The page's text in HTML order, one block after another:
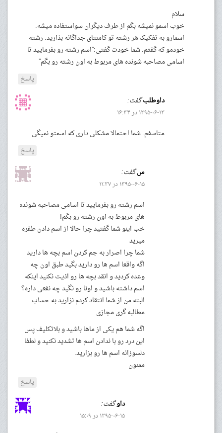
سلام
خوب اسمو نمیشه بگم از طرف دیگران سواستفاده میشه.
اسمارو به تفکیک هر رشته تو کامنتای جداگانه بذارید. رشته
خودمو که گفتم. شما خودت گفتی:”اسم رشته رو بفرمایید تا
اسامی مصاحبه شونده های مربوط به اون رشته رو بگم”
پاسخ
داوطلبگفت:
۱۳۹۵-۰۶-۱۳ در ۱۶:۳۴
متاسفم. شما احتمالا مشکلی داری که اسمتو نمیگی
پاسخ
سگفت:
۱۳۹۵-۰۶-۱۵ در ۱۱:۳۷
اسم رشته رو بفرمایید تا اسامی مصاحبه شونده
های مربوط به اون رشته رو بگم!
خب اینو شما گفتید چرا حالا از اسم دادن طفره
میرید
شما چرا اصرار به جم کردن اسم بچه ها دارید
اگه واقعا اسم ها رو دارید بگید طبق اون چه
وعده کردید و انقد بچه ها رو اذیت نکنید اینکه
اسم داشته باشید و اونا رو نگید چه نفعی داره؟
البته من از شما انتقاد کردم نزارید به حساب
مطالبه گری مجازی
اگه شما هم یکی از ماها باشید و بلاتکلیف پس
این درد رو با ندادن اسم ها تشدید نکنید و لطفا
دلسوزانه اسم ها رو بزارید.
ممنون
پاسخ
داوگفت:
۱۳۹۵-۰۶-۱۵ در ۱۵:۰۹